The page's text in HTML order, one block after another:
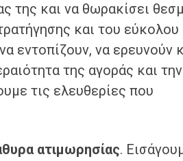
της και να θωρακίσει
και του εύκολου
εντοπίζουν, να ερευνούν
της αγοράς και την
τις ελευθερίες που
ατιμωρησίας.